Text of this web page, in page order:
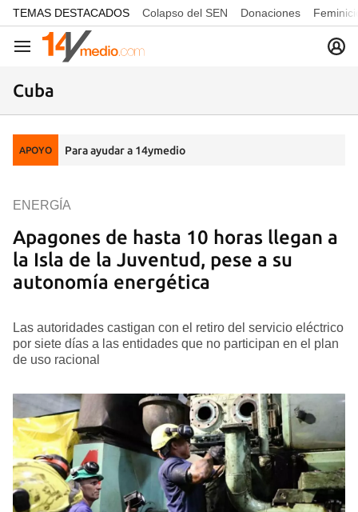
common.go-to-content
TEMAS DESTACADOS Colapso del SEN Donaciones
Navegación
Cuba
APOYO Para ayudar a 14ymedio
Apagones de hasta 10 horas llegan a
la Isla de la Juventud, pese a su
autonomía energética
ENERGÍA
Las autoridades castigan con el retiro del servicio eléctrico
por siete días a las entidades que no participan en el plan
de uso racional